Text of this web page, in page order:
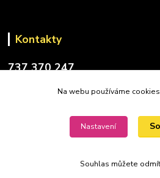
Kontakty
737 370 247
Na webu používáme
Nastavení
Souhlas můžete